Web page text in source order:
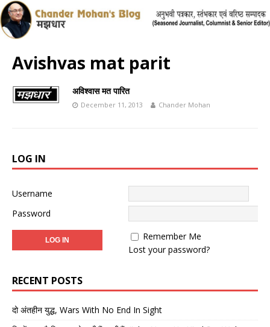
Avishvas mat parit
अविश्वास मत पारित
December 11, 2013 Chander Mohan
LOG IN
Username
Password
Remember Me
Lost your password?
RECENT POSTS
दो अंतहीन युद्ध, Wars With No End In Sight